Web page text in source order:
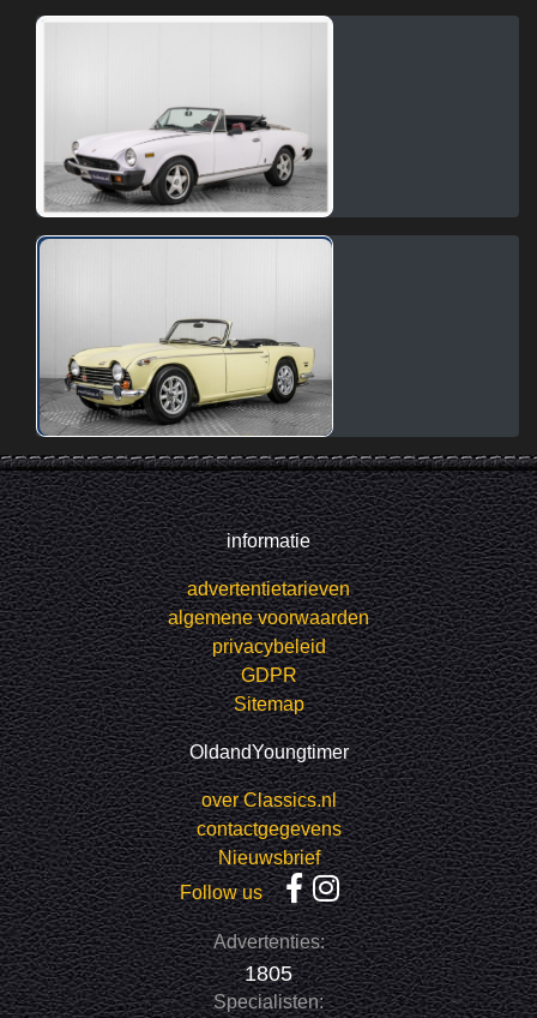
informatie
advertentietarieven
algemene voorwaarden
privacybeleid
GDPR
Sitemap
OldandYoungtimer
over Classics.nl
contactgegevens
Nieuwsbrief
Follow us
Advertenties:
1805
Specialisten: